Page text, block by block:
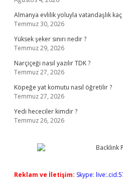
Almanya evlilik yoluyla vatandaşlık kaç
Temmuz 30, 2026
Yüksek şeker sınırı nedir ?
Temmuz 29, 2026
Narçiçeği nasıl yazılır TDK ?
Temmuz 27, 2026
Köpeğe yat komutu nasıl öğretilir ?
Temmuz 27, 2026
Yedi hececiler kimdir ?
Temmuz 26, 2026
Reklam ve İletişim: Skype: